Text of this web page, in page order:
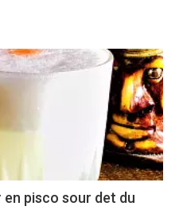
en pisco sour det du